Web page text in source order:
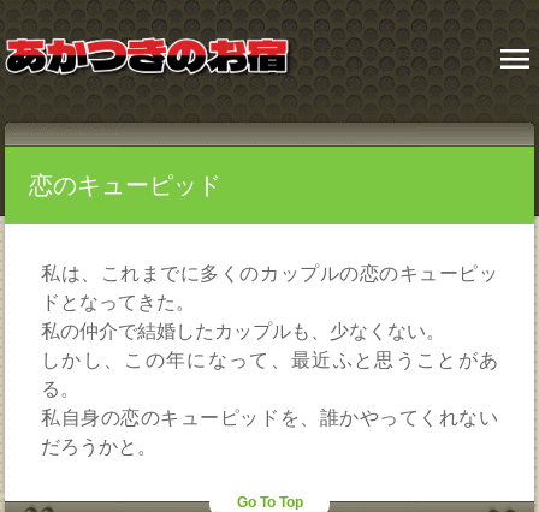
menu
恋のキューピッド
私は、これまでに多くのカップルの恋のキューピッ
ドとなってきた。
私の仲介で結婚したカップルも、少なくない。
しかし、この年になって、最近ふと思うことがあ
る。
私自身の恋のキューピッドを、誰かやってくれない
だろうかと。
Go To Top